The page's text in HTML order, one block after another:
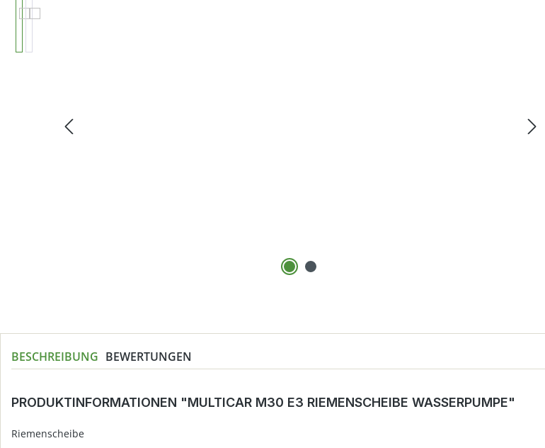
BESCHREIBUNG BEWERTUNGEN
PRODUKTINFORMATIONEN "MULTICAR M30 E3 RIEMENSCHEIBE WASSERPUMPE"
Riemenscheibe